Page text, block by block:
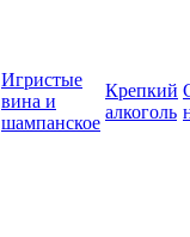
Игристые
вина и
шампанское
Крепкий
алкоголь